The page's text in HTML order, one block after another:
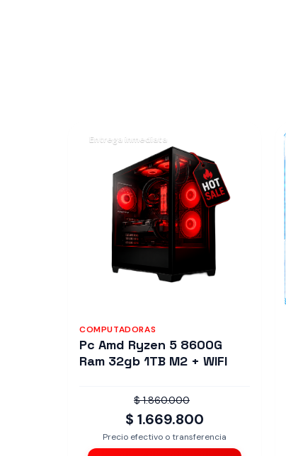
Entrega inmediata
COMPUTADORAS
Pc Amd Ryzen 5 8600G
Ram 32gb 1TB M2 + WIFI
$ 1.860.000
$ 1.669.800
Precio efectivo o transferencia